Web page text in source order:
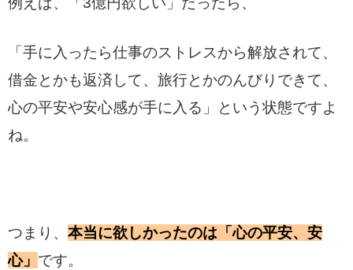
「手に入ったら仕事のストレスから解放されて、
借金とかも返済して、旅行とかのんびりできて、
心の平安や安心感が手に入る」という状態ですよ
ね。
つまり、 本当に欲しかったのは「心の平安、安
心」 です。